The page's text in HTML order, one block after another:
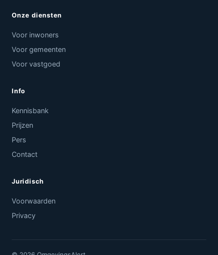
Onze diensten
Voor inwoners
Voor gemeenten
Voor vastgoed
Info
Kennisbank
Prijzen
Pers
Contact
Juridisch
Voorwaarden
Privacy